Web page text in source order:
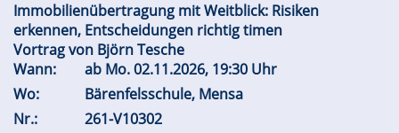
Immobilienübertragung mit Weitblick: Risiken
erkennen, Entscheidungen richtig timen
Vortrag von Björn Tesche
Wann:
ab Mo.02.11.2026, 19:30 Uhr
Wo:
Bärenfelsschule, Mensa
Nr.:
261-V10302